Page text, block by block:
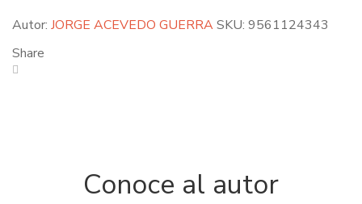
Autor: JORGE ACEVEDO GUERRASKU: 9561124343
Share
Conoce al autor